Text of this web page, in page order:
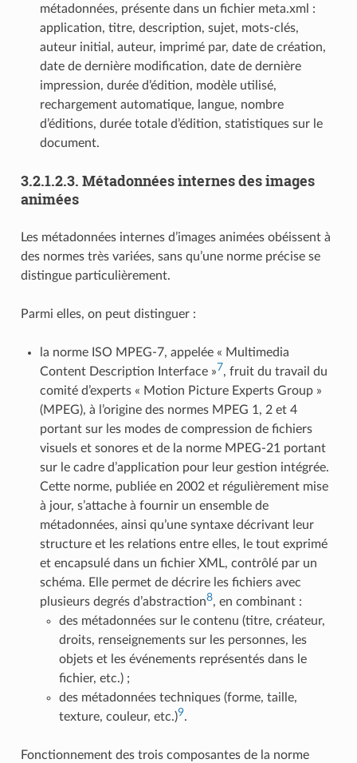
métadonnées, présente dans un fichier meta.xml :
application, titre, description, sujet, mots-clés,
auteur initial, auteur, imprimé par, date de création,
date de dernière modification, date de dernière
impression, durée d’édition, modèle utilisé,
rechargement automatique, langue, nombre
d’éditions, durée totale d’édition, statistiques sur le
document.
3.2.1.2.3. Métadonnées internes des images
animées
Les métadonnées internes d’images animées obéissent à
des normes très variées, sans qu’une norme précise se
distingue particulièrement.
Parmi elles, on peut distinguer :
la norme ISO MPEG-7, appelée « Multimedia
Content Description Interface »7, fruit du travail du
comité d’experts « Motion Picture Experts Group »
(MPEG), à l’origine des normes MPEG 1, 2 et 4
portant sur les modes de compression de fichiers
visuels et sonores et de la norme MPEG-21 portant
sur le cadre d’application pour leur gestion intégrée.
Cette norme, publiée en 2002 et régulièrement mise
à jour, s’attache à fournir un ensemble de
métadonnées, ainsi qu’une syntaxe décrivant leur
structure et les relations entre elles, le tout exprimé
et encapsulé dans un fichier XML, contrôlé par un
schéma. Elle permet de décrire les fichiers avec
plusieurs degrés d’abstraction8, en combinant :
des métadonnées sur le contenu (titre, créateur,
droits, renseignements sur les personnes, les
objets et les événements représentés dans le
fichier, etc.) ;
des métadonnées techniques (forme, taille,
texture, couleur, etc.)9.
Fonctionnement des trois composantes de la norme